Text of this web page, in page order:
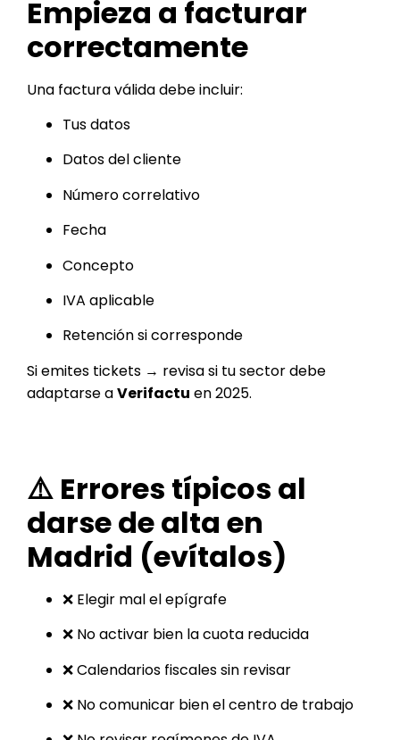
Empieza a facturar
correctamente
Una factura válida debe incluir:
Tus datos
Datos del cliente
Número correlativo
Fecha
Concepto
IVA aplicable
Retención si corresponde
Si emites tickets → revisa si tu sector debe
adaptarse aVerifactu en 2025.
⚠️ Errores típicos al
darse de alta en
Madrid (evítalos)
❌ Elegir mal el epígrafe
❌ No activar bien la cuota reducida
❌ Calendarios fiscales sin revisar
❌ No comunicar bien el centro de trabajo